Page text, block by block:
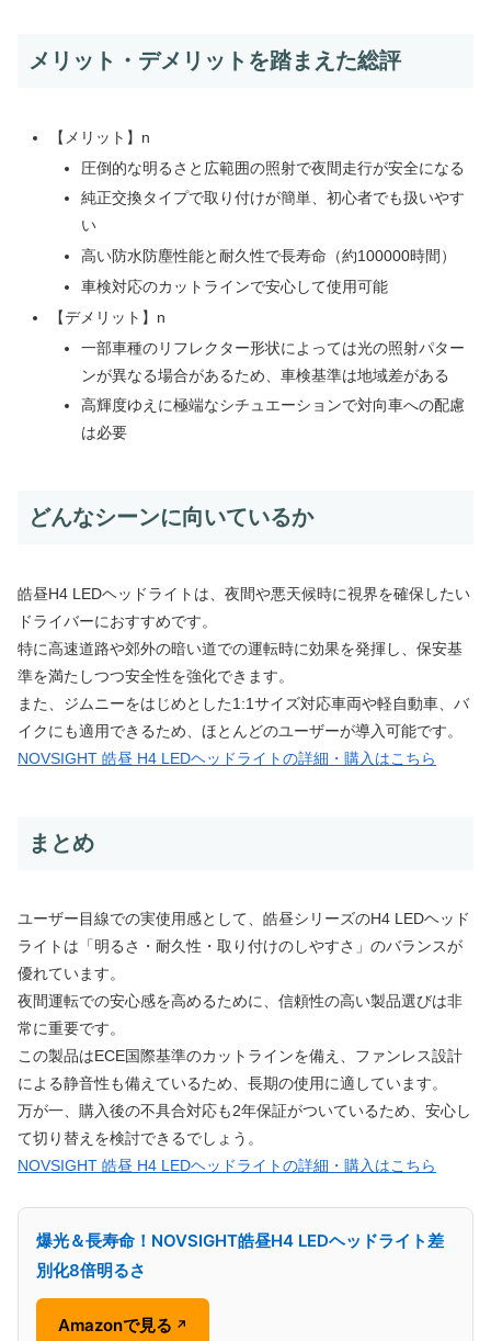
メリット・デメリットを踏まえた総評
【メリット】n
圧倒的な明るさと広範囲の照射で夜間走行が安全になる
純正交換タイプで取り付けが簡単、初心者でも扱いやす
い
高い防水防塵性能と耐久性で長寿命（約100000時間）
車検対応のカットラインで安心して使用可能
【デメリット】n
一部車種のリフレクター形状によっては光の照射パター
ンが異なる場合があるため、車検基準は地域差がある
高輝度ゆえに極端なシチュエーションで対向車への配慮
は必要
どんなシーンに向いているか
皓昼H4 LEDヘッドライトは、夜間や悪天候時に視界を確保したい
ドライバーにおすすめです。
特に高速道路や郊外の暗い道での運転時に効果を発揮し、保安基
準を満たしつつ安全性を強化できます。
また、ジムニーをはじめとした1:1サイズ対応車両や軽自動車、バ
イクにも適用できるため、ほとんどのユーザーが導入可能です。
NOVSIGHT 皓昼 H4 LEDヘッドライトの詳細・購入はこちら
まとめ
ユーザー目線での実使用感として、皓昼シリーズのH4 LEDヘッド
ライトは「明るさ・耐久性・取り付けのしやすさ」のバランスが
優れています。
夜間運転での安心感を高めるために、信頼性の高い製品選びは非
常に重要です。
この製品はECE国際基準のカットラインを備え、ファンレス設計
による静音性も備えているため、長期の使用に適しています。
万が一、購入後の不具合対応も2年保証がついているため、安心し
て切り替えを検討できるでしょう。
NOVSIGHT 皓昼 H4 LEDヘッドライトの詳細・購入はこちら
爆光＆長寿命！NOVSIGHT皓昼H4 LEDヘッドライト差
別化8倍明るさ
Amazonで見る ↗